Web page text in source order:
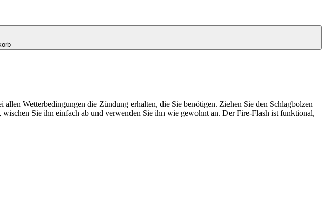
Wetterbedingungen die Zündung erhalten, die Sie benötigen. Ziehen Sie den Schlagbolzen
Sie ihn einfach ab und verwenden Sie ihn wie gewohnt an. Der Fire-Flash ist funktional,